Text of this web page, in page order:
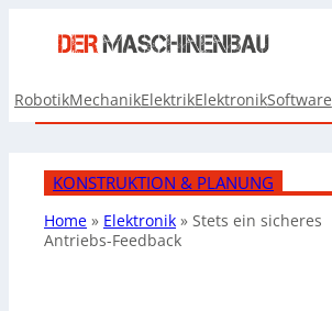
RobotikMechanikElektrikElektronikSoftware
KONSTRUKTION & PLANUNG
Home » Elektronik » Stets ein sicheres
Antriebs-Feedback